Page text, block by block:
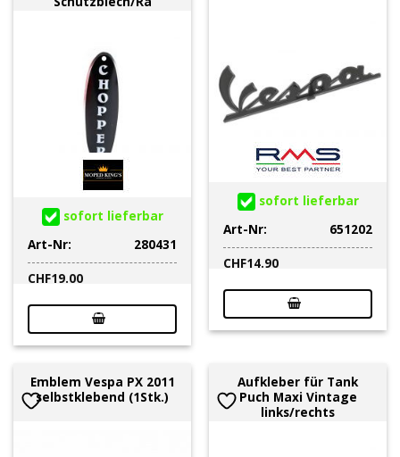
sofort lieferbar
Art-Nr:
280431
CHF19.00
sofort lieferbar
Art-Nr:
651202
CHF14.90
Emblem Vespa PX 2011
selbstklebend (1Stk.)
Aufkleber für Tank
Puch Maxi Vintage
links/rechts